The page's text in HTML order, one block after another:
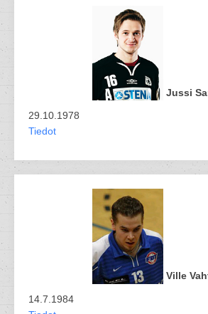
Jussi
29.10.1978
Tiedot
Ville
14.7.1984